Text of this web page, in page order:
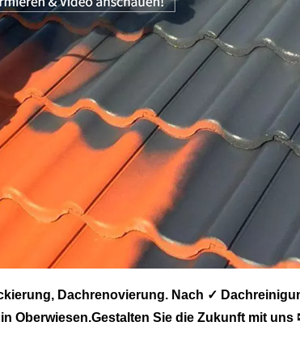
Dachrenovierung. Nach ✓
Oberwiesen.Gestalten Sie die Zukunft mit uns